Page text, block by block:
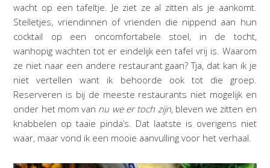
wacht op een tafeltje. Je ziet ze al zitten als je aankomt.
Stelletjes, vriendinnen of vrienden die nippend aan hun
cocktail op een oncomfortabele stoel, in de tocht,
wanhopig wachten tot er eindelijk een tafel vrij is. Waarom
ze niet naar een andere restaurant gaan? Tja, dat kan ik je
niet vertellen want ik behoorde ook tot die groep.
Reserveren is bij de meeste restaurants niet mogelijk en
onder het mom van nu we er toch zijn, bleven we zitten en
knabbelen op taaie pinda’s. Dat laatste is overigens niet
waar, maar vond ik een mooie aanvulling voor het verhaal.